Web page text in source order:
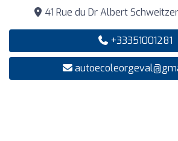
41 Rue du Dr Albert
+33351001281